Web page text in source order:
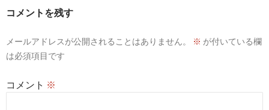
ョ
コメントを残す
メールアドレスが公開されることはありません。 ※ が付いている欄
は必須項目です
コメント ※